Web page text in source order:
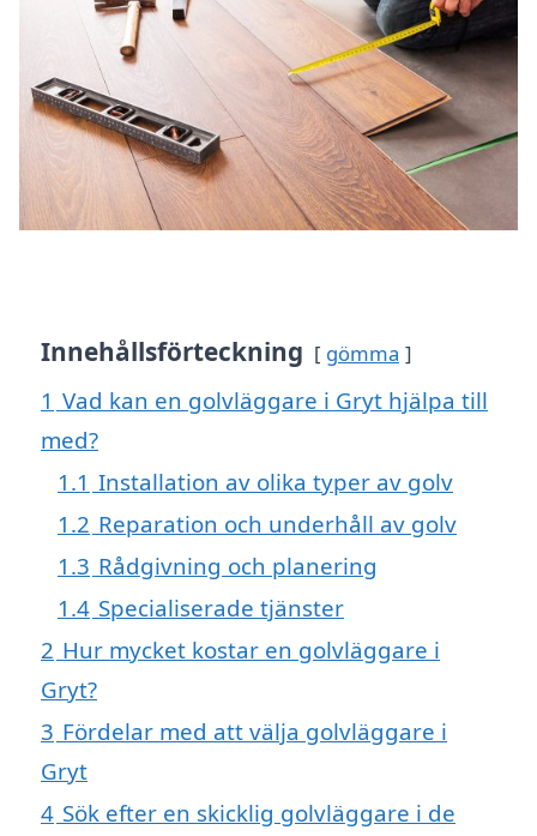
Innehållsförteckning gömma
1 Vad kan en golvläggare i Gryt hjälpa till
med?
1.1 Installation av olika typer av golv
1.2 Reparation och underhåll av golv
1.3 Rådgivning och planering
1.4 Specialiserade tjänster
2 Hur mycket kostar en golvläggare i
Gryt?
3 Fördelar med att välja golvläggare i
Gryt
4 Sök efter en skicklig golvläggare i de